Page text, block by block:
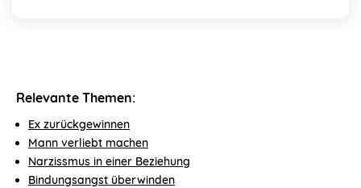
Relevante Themen:
Ex zurückgewinnen
Mann verliebt machen
Narzissmus in einer Beziehung
Bindungsangst überwinden